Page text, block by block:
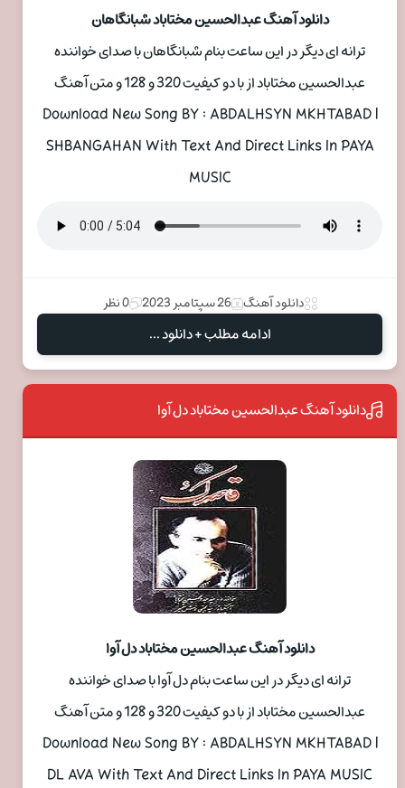
دانلود آهنگ عبدالحسین مختاباد شبانگاهان
ترانه ای دیگر در این ساعت بنام شبانگاهان با صدای خواننده
عبدالحسین مختاباد از با دو کیفیت 320 و 128 و متن آهنگ
Download New Song BY : ABDALHSYN MKHTABAD |
SHBANGAHAN With Text And Direct Links In PAYA
MUSIC
دانلود آهنگ 26 سپتامبر 2023 0 نظر
ادامه مطلب + دانلود ...
دانلود آهنگ عبدالحسین مختاباد دل آوا
دانلود آهنگ عبدالحسین مختاباد دل آوا
ترانه ای دیگر در این ساعت بنام دل آوا با صدای خواننده
عبدالحسین مختاباد از با دو کیفیت 320 و 128 و متن آهنگ
Download New Song BY : ABDALHSYN MKHTABAD |
DL AVA With Text And Direct Links In PAYA MUSIC